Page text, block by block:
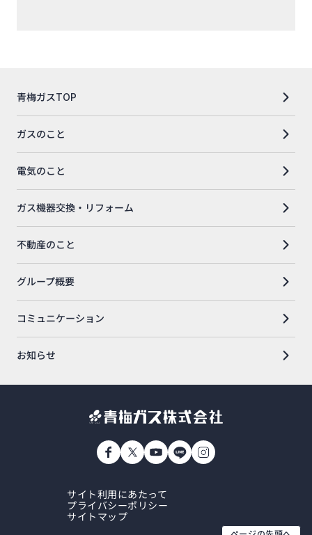
青梅ガスTOP
ガスのこと
電気のこと
ガス機器交換・リフォーム
不動産のこと
グループ概要
コミュニケーション
お知らせ
サイト利用にあたって
プライバシーポリシー
サイトマップ